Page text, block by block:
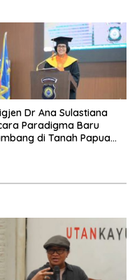
Dr Ana Sulastiana
Paradigma Baru
di Tanah Papua